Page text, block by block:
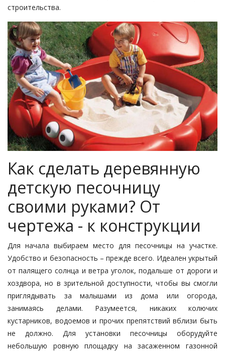
строительства.
Как сделать деревянную
детскую песочницу
своими руками? От
чертежа - к конструкции
Для начала выбираем место для песочницы на участке.
Удобство и безопасность – прежде всего. Идеален укрытый
от палящего солнца и ветра уголок, подальше от дороги и
хоздвора, но в зрительной доступности, чтобы вы смогли
приглядывать за малышами из дома или огорода,
занимаясь делами. Разумеется, никаких колючих
кустарников, водоемов и прочих препятствий вблизи быть
не должно. Для установки песочницы оборудуйте
небольшую ровную площадку на засаженном газонной